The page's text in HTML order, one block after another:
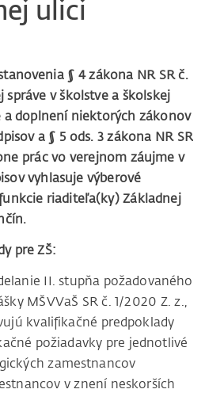
ulici
§ 4 zákona NR SR č.
v školstve a školskej
a doplnení niektorých zákonov
a § 5 ods. 3 zákona NR SR
prác vo verejnom záujme v
vyhlasujevýberové
riaditeľa(ky) Základnej
pre ZŠ:
II. stupňa požadovaného
MŠVVaŠ SR č. 1/2020 Z. z.,
kvalifikačné predpoklady
požiadavky pre jednotlivé
zamestnancov
v znení neskorších